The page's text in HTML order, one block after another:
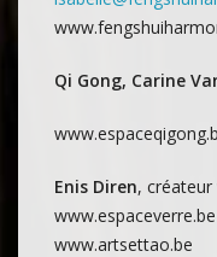
Qi Gong, Carine
Enis Diren, créateur
www.espaceverre.be
www.artsettao.be